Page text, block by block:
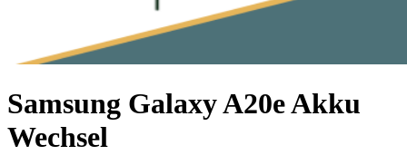
Samsung Galaxy A20e Akku
Wechsel